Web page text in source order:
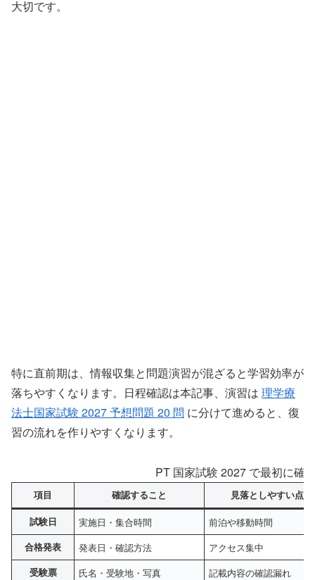
大切です。
特に直前期は、情報収集と問題演習が混ざると学習効率が
落ちやすくなります。日程確認は本記事、演習は 理学療
法士国家試験 2027 予想問題 20 問 に分けて進めると、復
習の流れを作りやすくなります。
PT 国家試験 2027 で最初に確
項目 確認すること 見落としやすい点
試験日 実施日・集合時間 前泊や移動時間
合格発表 発表日・確認方法 アクセス集中
受験票 氏名・受験地・写真 記載内容の確認漏れ